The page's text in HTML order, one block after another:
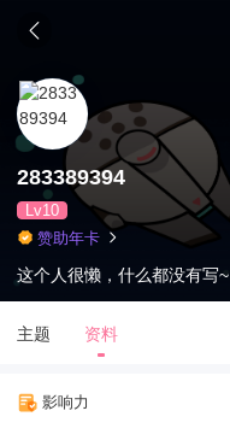
283389394
Lv10
赞助年卡
这个人很懒，什么都没有写~
主题 资料
影响力